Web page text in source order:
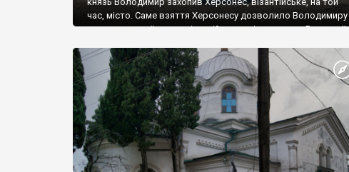
час, місто. Саме взяття Херсонесу дозволило Володимиру
диктувати свої умови візантійському імператору Василю ІІ,
Херсонесі Володимир-язичник, став Василем-
християнином. А потім було Хрещення Русі. На честь
Херсонесу Таврійського названо місто […]